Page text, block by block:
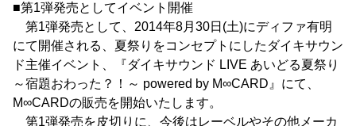
■第1弾発売としてイベント開催
第1弾発売として、2014年8月30日(土)にディファ有明
にて開催される、夏祭りをコンセプトにしたダイキサウン
ド主催イベント、『ダイキサウンド LIVE あいどる夏祭り
～宿題おわった？！～ powered by M∞CARD』にて、
M∞CARDの販売を開始いたします。
第1弾発売を皮切りに、今後はレーベルやその他メーカ